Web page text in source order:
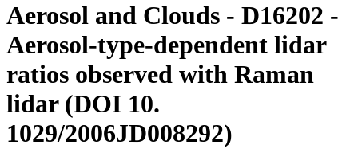
Aerosol and Clouds - D16202 -
Aerosol-type-dependent lidar
ratios observed with Raman
lidar (DOI 10.
1029/2006JD008292)